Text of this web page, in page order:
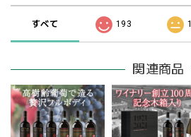
すべて 193
関連商品